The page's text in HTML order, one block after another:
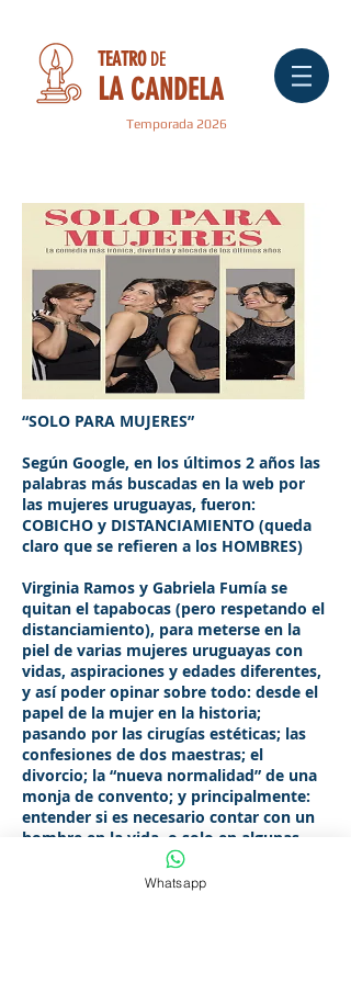
TEATRO DE
LA CANDELA
Temporada 2026
“SOLO PARA MUJERES”
Según Google, en los últimos 2 años las
palabras más buscadas en la web por
las mujeres uruguayas, fueron:
COBICHO y DISTANCIAMIENTO (queda
claro que se refieren a los HOMBRES)
Virginia Ramos y Gabriela Fumía se
quitan el tapabocas (pero respetando el
distanciamiento), para meterse en la
piel de varias mujeres uruguayas con
vidas, aspiraciones y edades diferentes,
y así poder opinar sobre todo: desde el
papel de la mujer en la historia;
pasando por las cirugías estéticas; las
confesiones de dos maestras; el
divorcio; la “nueva normalidad” de una
monja de convento; y principalmente:
entender si es necesario contar con un
hombre en la vida, o solo en algunas
Whatsapp